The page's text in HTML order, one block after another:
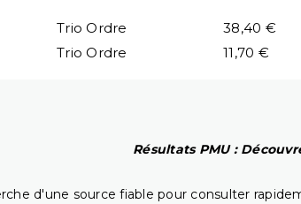
Trio Ordre
38,40 €
Trio Ordre 11,70 €
Résultats PMU :
d'une source fiable pour consulter